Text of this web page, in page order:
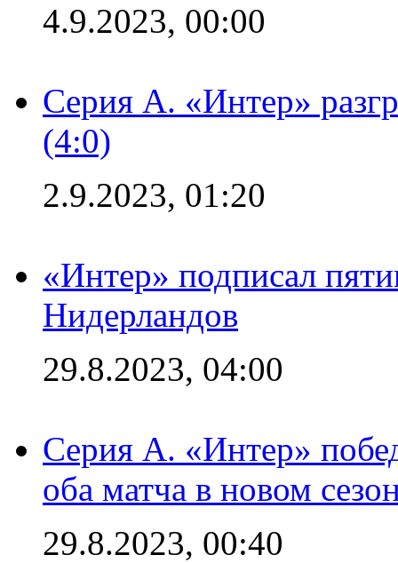
4.9.2023, 00:00
Серия А. «Интер»
(4:0)
2.9.2023, 01:20
«Интер» подписал
Нидерландов
29.8.2023, 04:00
Серия А. «Интер»
оба матча в новом
29.8.2023, 00:40